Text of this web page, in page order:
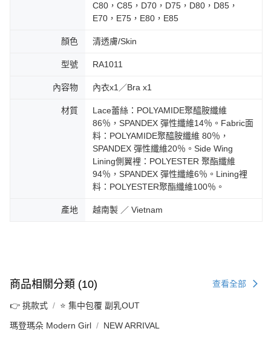
C80，C85，D70，D75，D80，D85，
E70，E75，E80，E85
顏色 清透膚/Skin
型號 RA1011
內容物 內衣x1／Bra x1
材質
Lace蕾絲：POLYAMIDE聚醯胺纖維
86％，SPANDEX 彈性纖維14％。Fabric面
料：POLYAMIDE聚醯胺纖維 80％，
SPANDEX 彈性纖維20％。Side Wing
Lining側翼裡：POLYESTER 聚酯纖維
94％，SPANDEX 彈性纖維6％。Lining裡
料：POLYESTER聚酯纖維100％。
產地 越南製 ／ Vietnam
商品相關分類 (10) 查看全部
👉 挑款式 ⭐ 集中包覆 副乳OUT
瑪登瑪朵 Modern Girl NEW ARRIVAL